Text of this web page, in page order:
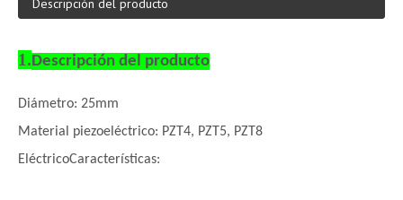
Descripción del producto
1.Descripción del producto
Diámetro: 25mm
Material piezoeléctrico: PZT4, PZT5, PZT8
EléctricoCaracterísticas: